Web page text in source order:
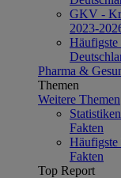
GKV -
2023-
Pharma &
Themen
Weitere Themen
Fakten
Häufigste
Fakten
Top Report